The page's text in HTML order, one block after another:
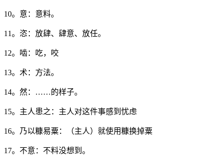
10。意：意料。
11。恣：放肆、肆意、放任。
12。啮：吃，咬
13。术：方法。
14。然：……的样子。
15。主人患之：主人对这件事感到忧虑
16。乃以糠易粟：（主人）就使用糠换掉粟
17。不意：不料没想到。